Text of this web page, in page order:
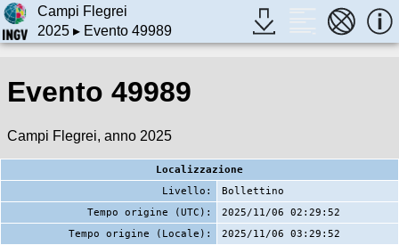
Campi Flegrei
2025▸ Evento 49989
Evento 49989
Campi Flegrei, anno 2025
Localizzazione
Livello:
Bollettino
Tempo origine (UTC):
2025/11/06 02:29:52
Tempo origine (Locale):
2025/11/06 03:29:52